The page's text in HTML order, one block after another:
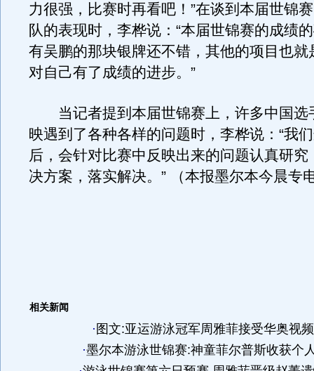
力很强，比赛时再看吧！”在谈到本届世锦
队的表现时，李桦说：“本届世锦赛的成绩
有吴鹏的那块银牌还不错，其他的项目也就
对自己有了成绩的进步。”
当记者提到本届世锦赛上，许多中国选
映遇到了各种各样的问题时，李桦说：“我
后，会针对比赛中反映出来的问题认真研究
决方案，落实解决。” （本报墨尔本今晨专
相关新闻
·图文:亚运游泳冠军周雅菲接受华奥视
·墨尔本游泳世锦赛:神童菲尔普斯收获个